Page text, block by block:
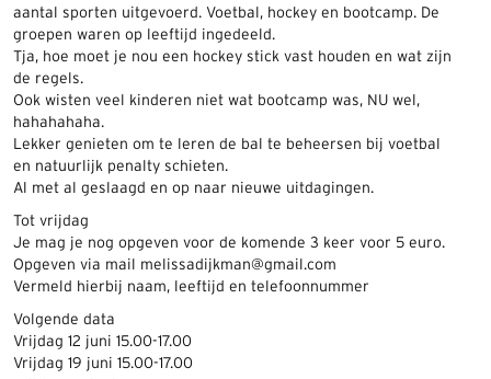
aantal sporten uitgevoerd. Voetbal, hockey en bootcamp. De
groepen waren op leeftijd ingedeeld.
Tja, hoe moet je nou een hockey stick vast houden en wat zijn
de regels.
Ook wisten veel kinderen niet wat bootcamp was, NU wel,
hahahahaha.
Lekker genieten om te leren de bal te beheersen bij voetbal
en natuurlijk penalty schieten.
Al met al geslaagd en op naar nieuwe uitdagingen.
Tot vrijdag
Je mag je nog opgeven voor de komende 3 keer voor 5 euro.
Opgeven via mail melissadijkman@gmail.com
Vermeld hierbij naam, leeftijd en telefoonnummer
Volgende data
Vrijdag 12 juni 15.00-17.00
Vrijdag 19 juni 15.00-17.00